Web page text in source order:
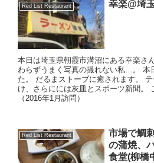
Red List Restaurant 幸楽@埼
本日は埼玉県朝霞市溝沼にある幸楽さ
わらずうまく写真の撮れない私…。 本
た。 だるまストーブに癒されます。
け、さらにには灰皿とスポーツ新聞。
（2016年1月訪問）
Red List Restaurant
市場で鯛
の蒲焼、
食堂(柳橋